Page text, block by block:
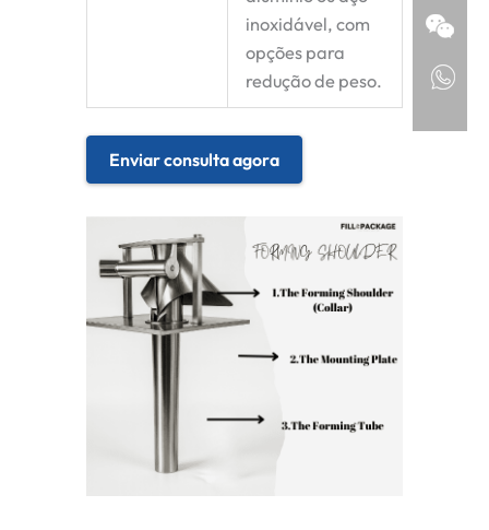
inoxidável, com
opções para
redução de peso.
Enviar consulta agora